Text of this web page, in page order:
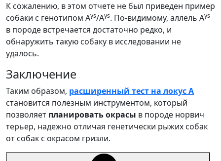
К сожалению, в этом отчете не был приведен пример
собаки с генотипом Ays/Ays. По-видимому, аллель Ays
в породе встречается достаточно редко, и
обнаружить такую собаку в исследовании не
удалось.
Заключение
Таким образом, расширенный тест на локус A
становится полезным инструментом, который
позволяет планировать окрасы в породе норвич
терьер, надежно отличая генетически рыжих собак
от собак с окрасом гризли.